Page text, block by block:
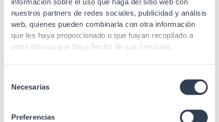
información sobre el uso que haga del sitio web con
nuestros partners de redes sociales, publicidad y análisis
web, quienes pueden combinarla con otra información
que les haya proporcionado o que hayan recopilado a
partir del uso que haya hecho de sus servicios.
Necesarias
Preferencias
Inferior/Superior